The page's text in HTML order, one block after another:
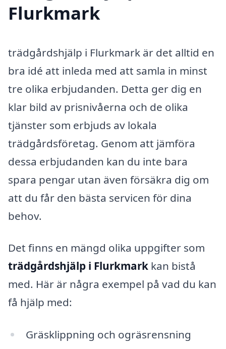
Flurkmark
trädgårdshjälp i Flurkmark är det alltid en
bra idé att inleda med att samla in minst
tre olika erbjudanden. Detta ger dig en
klar bild av prisnivåerna och de olika
tjänster som erbjuds av lokala
trädgårdsföretag. Genom att jämföra
dessa erbjudanden kan du inte bara
spara pengar utan även försäkra dig om
att du får den bästa servicen för dina
behov.
Det finns en mängd olika uppgifter som
trädgårdshjälp i Flurkmark kan bistå
med. Här är några exempel på vad du kan
få hjälp med:
Gräsklippning och ogräsrensning